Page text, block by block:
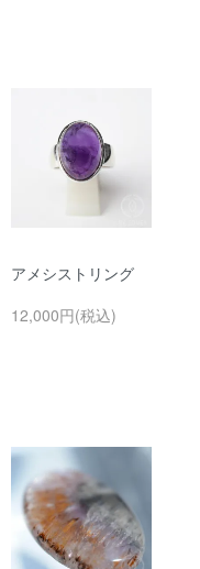
アメシストリング
12,000円(税込)